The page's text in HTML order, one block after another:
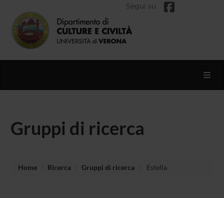
Segui su
Gruppi di ricerca
Home Ricerca Gruppi di ricerca Estella